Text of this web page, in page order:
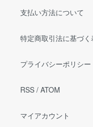
支払い方法について
特定商取引法に基づく
プライバシーポリシー
RSS / ATOM
マイアカウント